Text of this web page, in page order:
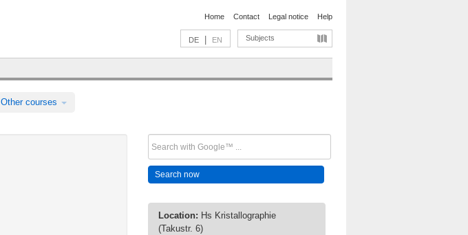
Home Contact Legal notice Help
DE EN Subjects
Other courses
Location: Hs Kristallographie
(Takustr. 6)